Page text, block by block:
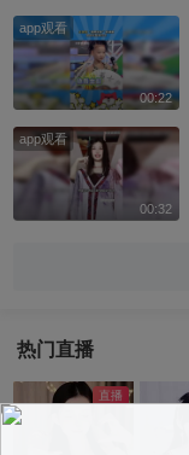
app观看
00:22
app观看
00:32
热门直播